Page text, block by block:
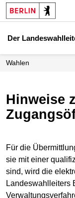
Der
Wahlen
Hinweise zur elektronischen
Für die
sie mit einer
sind, wird die
Landeswahlleiters